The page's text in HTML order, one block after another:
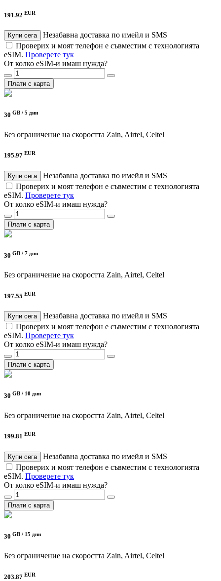
191.92 EUR
Купи сега
Незабавна доставка по имейл и SMS
Проверих и моят телефон е съвместим с технологията
eSIM. Проверете тук
От колко eSIM-и имаш нужда?
Плати с карта
30 GB / 5 дни
Без ограничение на скоростта Zain, Airtel, Celtel
195.97 EUR
Купи сега
Незабавна доставка по имейл и SMS
Проверих и моят телефон е съвместим с технологията
eSIM. Проверете тук
От колко eSIM-и имаш нужда?
Плати с карта
30 GB / 7 дни
Без ограничение на скоростта Zain, Airtel, Celtel
197.55 EUR
Купи сега
Незабавна доставка по имейл и SMS
Проверих и моят телефон е съвместим с технологията
eSIM. Проверете тук
От колко eSIM-и имаш нужда?
Плати с карта
30 GB / 10 дни
Без ограничение на скоростта Zain, Airtel, Celtel
199.81 EUR
Купи сега
Незабавна доставка по имейл и SMS
Проверих и моят телефон е съвместим с технологията
eSIM. Проверете тук
От колко eSIM-и имаш нужда?
Плати с карта
30 GB / 15 дни
Без ограничение на скоростта Zain, Airtel, Celtel
203.87 EUR